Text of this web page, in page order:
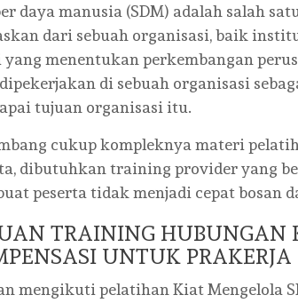
daya manusia (SDM) adalah salah
dari sebuah organisasi, baik
menentukan perkembangan
di sebuah organisasi
tujuan organisasi itu.
cukup kompleknya materi
dibutuhkan training provider yang
peserta tidak menjadi cepat bosan
TRAINING HUBUNGAN
UNTUK PRAKERJA
mengikuti pelatihan Kiat Mengelola